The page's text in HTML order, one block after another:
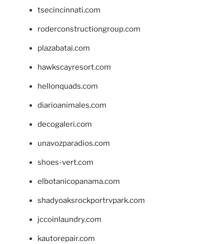
tsecincinnati.com
roderconstructiongroup.com
plazabatai.com
hawkscayresort.com
hellonquads.com
diarioanimales.com
decogaleri.com
unavozparadios.com
shoes-vert.com
elbotanicopanama.com
shadyoaksrockportrvpark.com
jccoinlaundry.com
kautorepair.com